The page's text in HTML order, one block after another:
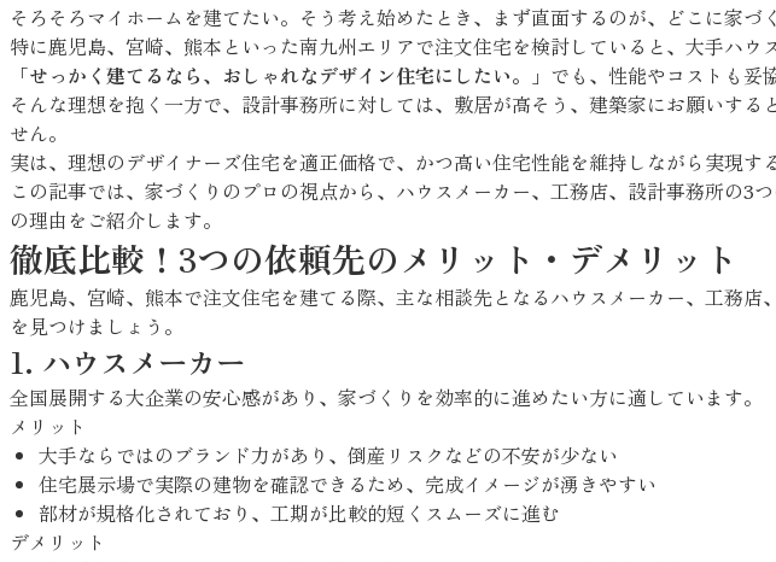
そろそろマイホームを建てたい。そう考え始めたとき、まず直面するのが、どこに家づ
特に鹿児島、宮崎、熊本といった南九州エリアで注文住宅を検討していると、大手ハ
「せっかく建てるなら、おしゃれなデザイン住宅にしたい。」 でも、性能やコストも妥
そんな理想を抱く一方で、設計事務所に対しては、敷居が高そう、建築家にお願いす
せん。
実は、理想のデザイナーズ住宅を適正価格で、かつ高い住宅性能を維持しながら実現す
この記事では、家づくりのプロの視点から、ハウスメーカー、工務店、設計事務所の
の理由をご紹介します。
徹底比較！3つの依頼先のメリット・デメリット
鹿児島、宮崎、熊本で注文住宅を建てる際、主な相談先となるハウスメーカー、工務
を見つけましょう。
1. ハウスメーカー
全国展開する大企業の安心感があり、家づくりを効率的に進めたい方に適しています。
メリット
大手ならではのブランド力があり、倒産リスクなどの不安が少ない
住宅展示場で実際の建物を確認できるため、完成イメージが湧きやすい
部材が規格化されており、工期が比較的短くスムーズに進む
デメリット